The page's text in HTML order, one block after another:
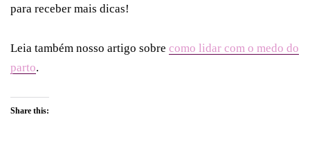
para receber mais dicas!
Leia também nosso artigo sobre como lidar com o medo do
parto.
Share this: